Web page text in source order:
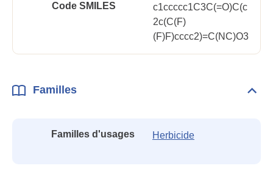
Code SMILES
c1ccccc1C3C(=O)C(c
2c(C(F)
(F)F)cccc2)=C(NC)O3
Familles
Familles d'usages Herbicide